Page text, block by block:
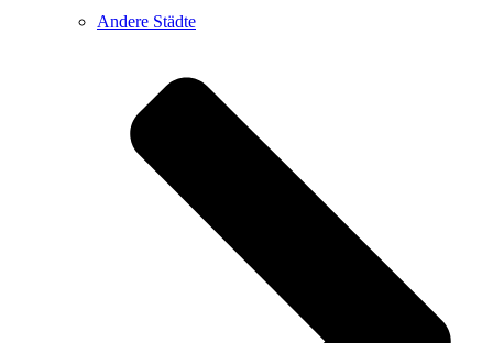
Andere Städte